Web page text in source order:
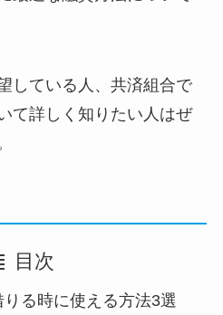
している人、共済組合で
て詳しく知りたい人はぜ
目次
る時に使える方法3選